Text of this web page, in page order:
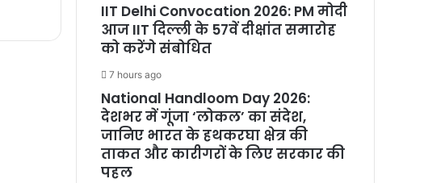
IIT Delhi Convocation 2026: PM मोदी
आज IIT दिल्ली के 57वें दीक्षांत समारोह
को करेंगे संबोधित
7 hours ago
National Handloom Day 2026:
देशभर में गूंजा ‘लोकल’ का संदेश,
जानिए भारत के हथकरघा क्षेत्र की
ताकत और कारीगरों के लिए सरकार की
पहल